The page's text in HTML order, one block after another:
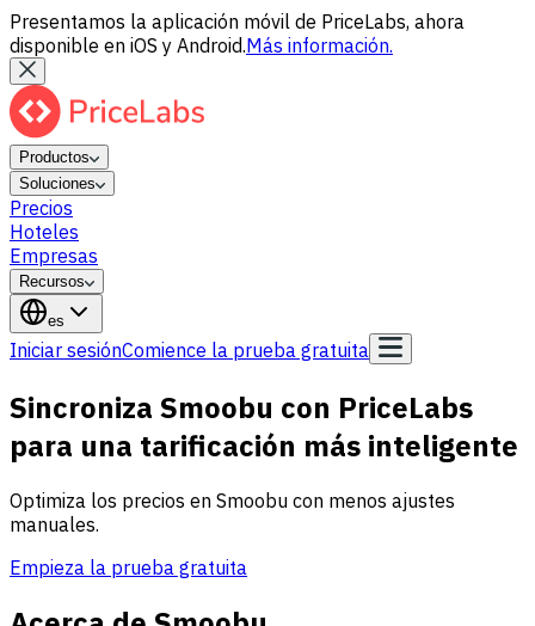
Presentamos la aplicación móvil de PriceLabs, ahora
disponible en iOS y Android.Más información.
Productos
Soluciones
Precios
Hoteles
Empresas
Recursos
es
Iniciar sesiónComience la prueba gratuita
Sincroniza Smoobu con PriceLabs
para una tarificación más inteligente
Optimiza los precios en Smoobu con menos ajustes
manuales.
Empieza la prueba gratuita